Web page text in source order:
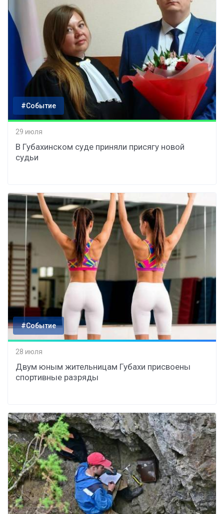
#Событие
29 июля
В Губахинском суде приняли присягу новой
судьи
#Событие
28 июля
Двум юным жительницам Губахи присвоены
спортивные разряды